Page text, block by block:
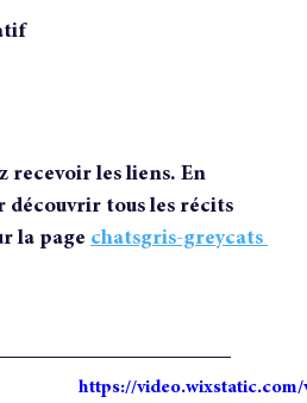
recevoir les liens. En
découvrir tous les récits
la page chatsgris-greycats
https://video.wixstatic.com/